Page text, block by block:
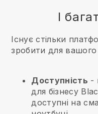
І
Існує стільки
зробити для вашого
Доступність -
для бізнесу
доступні на